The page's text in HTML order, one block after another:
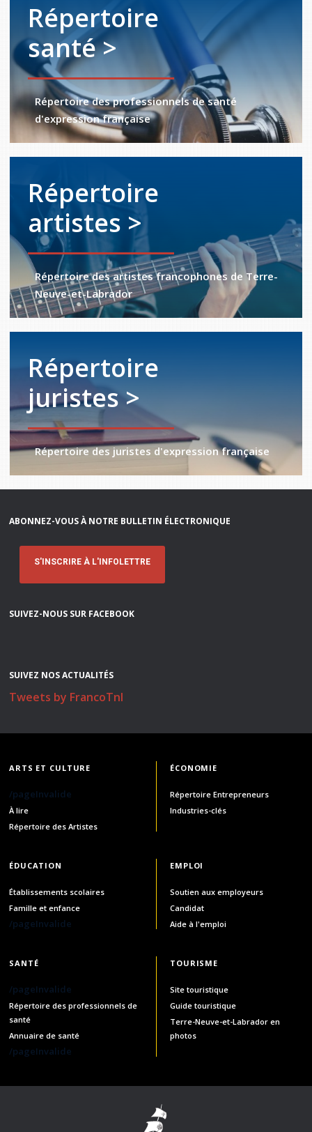
Répertoire
santé >
Répertoire des professionnels de santé
d'expression française
Répertoire
artistes >
Répertoire des artistes francophones de Terre-
Neuve-et-Labrador
Répertoire
juristes >
Répertoire des juristes d'expression française
ABONNEZ-VOUS À NOTRE BULLETIN ÉLECTRONIQUE
S'INSCRIRE À L'INFOLETTRE
SUIVEZ-NOUS SUR FACEBOOK
SUIVEZ NOS ACTUALITÉS
Tweets by FrancoTnl
ARTS ET CULTURE
/pageInvalide
À lire
Répertoire des Artistes
ÉCONOMIE
Répertoire Entrepreneurs
Industries-clés
ÉDUCATION
Établissements scolaires
Famille et enfance
/pageInvalide
EMPLOI
Soutien aux employeurs
Candidat
Aide à l'emploi
SANTÉ
/pageInvalide
Répertoire des professionnels de
santé
Annuaire de santé
/pageInvalide
TOURISME
Site touristique
Guide touristique
Terre-Neuve-et-Labrador en
photos